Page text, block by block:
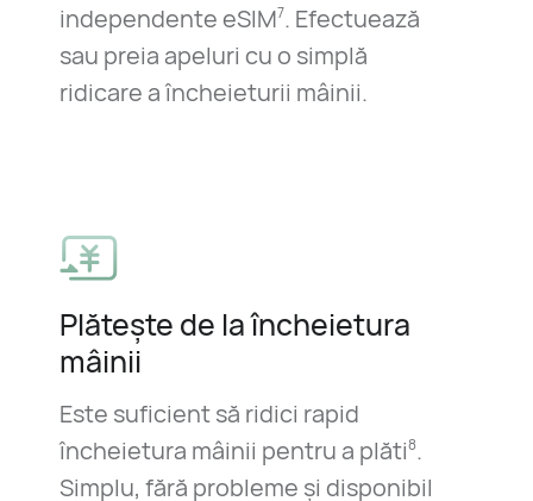
independente eSIM7. Efectuează
sau preia apeluri cu o simplă
ridicare a încheieturii mâinii.
Plătește de la încheietura
mâinii
Este suficient să ridici rapid
încheietura mâinii pentru a plăti8.
Simplu, fără probleme și disponibil